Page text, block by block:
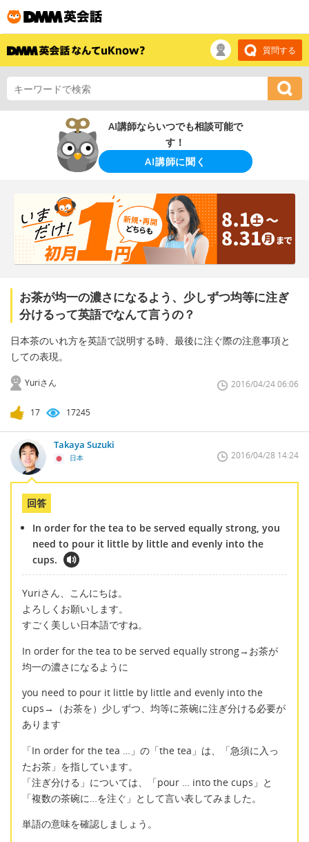
質問する
AI講師ならいつでも相談可能で
す！
AI講師に聞く
お茶が均一の濃さになるよう、少しずつ均等に注ぎ
分けるって英語でなんて言うの？
日本茶のいれ方を英語で説明する時、最後に注ぐ際の注意事項と
しての表現。
Yuriさん 2016/04/24 06:06
17 17245
Takaya Suzuki
日本 2016/04/28 14:24
回答
In order for the tea to be served equally strong, you
need to pour it little by little and evenly into the
cups.
Yuriさん、こんにちは。
よろしくお願いします。
すごく美しい日本語ですね。
In order for the tea to be served equally strong→お茶が
均一の濃さになるように
you need to pour it little by little and evenly into the
cups→（お茶を）少しずつ、均等に茶碗に注ぎ分ける必要が
あります
「In order for the tea …」の「the tea」は、「急須に入っ
たお茶」を指しています。
「注ぎ分ける」については、「pour … into the cups」と
「複数の茶碗に…を注ぐ」として言い表してみました。
単語の意味を確認しましょう。